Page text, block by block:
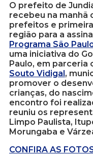
O prefeito de
recebeu na manhã
prefeitos e
região para a
Programa São
uma iniciativa do
Paulo, em parceria
Souto Vidigal,
promover o
crianças, do
encontro foi
reuniu os
Limpo Paulista,
Morungaba e
CONFIRA AS